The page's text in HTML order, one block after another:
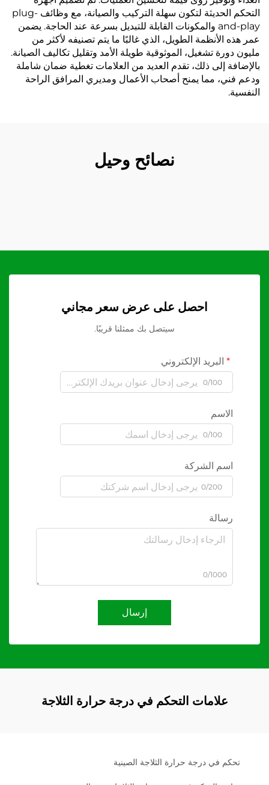
التحكم الحديثة لتكون سهلة التركيب والصيانة، مع وظائف plug-
and-play والمكونات القابلة للتبديل بسرعة عند الحاجة. يضمن
عمر هذه الأنظمة الطويل، الذي غالبًا ما يتم تصنيفه لأكثر من
مليون دورة تشغيل، الموثوقية طويلة الأمد وتقليل تكاليف الصيانة.
بالإضافة إلى ذلك، تقدم العديد من العلامات تغطية ضمان شاملة
ودعم فني، مما يمنح أصحاب الأعمال ومديري المرافق الراحة
النفسية.
نصائح وحيل
احصل على عرض سعر مجاني
سيتصل بك ممثلنا قريبًا.
البريد الإلكتروني
0/100
الاسم
0/100
اسم الشركة
0/200
رسالة
0/1000
إرسال
علامات التحكم في درجة حرارة الثلاجة
تحكم في درجة حرارة الثلاجة الصينية